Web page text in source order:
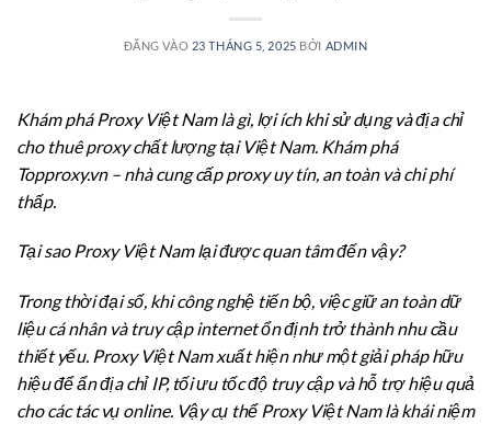
ĐĂNG VÀO 23 THÁNG 5, 2025 BỞI ADMIN
Khám phá Proxy Việt Nam là gì, lợi ích khi sử dụng và địa chỉ
cho thuê proxy chất lượng tại Việt Nam. Khám phá
Topproxy.vn – nhà cung cấp proxy uy tín, an toàn và chi phí
thấp.
Tại sao Proxy Việt Nam lại được quan tâm đến vậy?
Trong thời đại số, khi công nghệ tiến bộ, việc giữ an toàn dữ
liệu cá nhân và truy cập internet ổn định trở thành nhu cầu
thiết yếu. Proxy Việt Nam xuất hiện như một giải pháp hữu
hiệu để ẩn địa chỉ IP, tối ưu tốc độ truy cập và hỗ trợ hiệu quả
cho các tác vụ online. Vậy cụ thể Proxy Việt Nam là khái niệm